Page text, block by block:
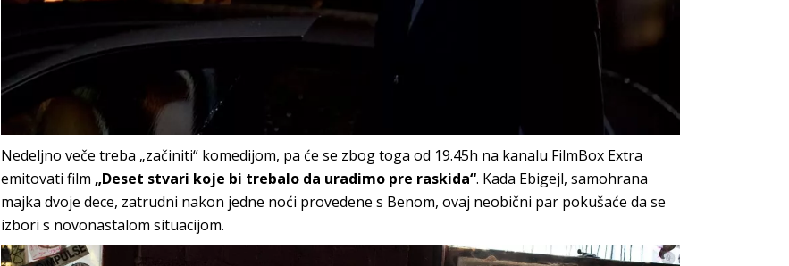
Nedeljno veče treba „začiniti“ komedijom, pa će se zbog toga od 19.45h na kanalu FilmBox Extra
emitovati film „Deset stvari koje bi trebalo da uradimo pre raskida“. Kada Ebigejl, samohrana
majka dvoje dece, zatrudni nakon jedne noći provedene s Benom, ovaj neobični par pokušaće da se
izbori s novonastalom situacijom.